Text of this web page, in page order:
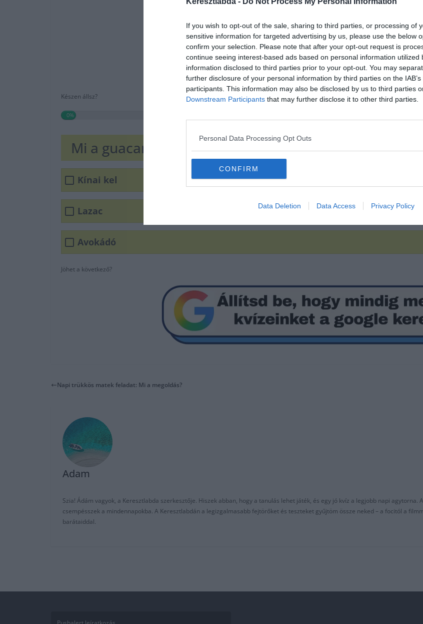
If you wish to opt-out of the sale, sharing to third parties, or processing of
sensitive information for targeted advertising by us, please use the below
confirm your selection. Please note that after your opt-out request is
continue seeing interest-based ads based on personal information utilized
information disclosed to third parties prior to your opt-out. You may
further disclosure of your personal information by third parties on the
participants. This information may also be disclosed by us to third parties
Downstream Participants that may further disclose it to other third parties.
Personal Data Processing Opt Outs
CONFIRM
Data Deletion Data Access Privacy Policy
Készen állsz?
0%
Mi a guacamole legfőbb összetevője?
Kínai kel
Lazac
Avokádó
Jöhet a következő?
Napi trükkös matek feladat: Mi a megoldás?
Adam
Szia! Ádám vagyok, a Keresztlabda szerkesztője. Hiszek abban, hogy a tanulás lehet játék, és egy jó kvíz a legjobb napi
csempésszek a mindennapokba. A Keresztlabdán a legizgalmasabb fejtörőket és teszteket gyűjtöm össze neked – a focitól a
barátaiddal.